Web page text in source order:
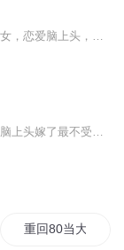
重回80当大佬